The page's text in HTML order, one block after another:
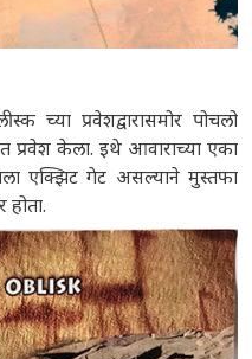
च्या प्रवेशद्वारासमोर पोचलो
केला. इथे आवाराच्या एका
एक्झिट गेट असल्याने मुस्तफा